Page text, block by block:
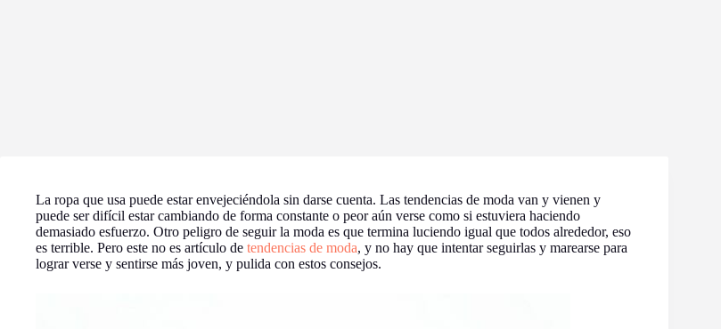
La ropa que usa puede estar envejeciéndola sin darse cuenta. Las tendencias de moda van y vienen y
puede ser difícil estar cambiando de forma constante o peor aún verse como si estuviera haciendo
demasiado esfuerzo. Otro peligro de seguir la moda es que termina luciendo igual que todos alrededor, eso
es terrible. Pero este no es artículo de tendencias de moda, y no hay que intentar seguirlas y marearse para
lograr verse y sentirse más joven, y pulida con estos consejos.